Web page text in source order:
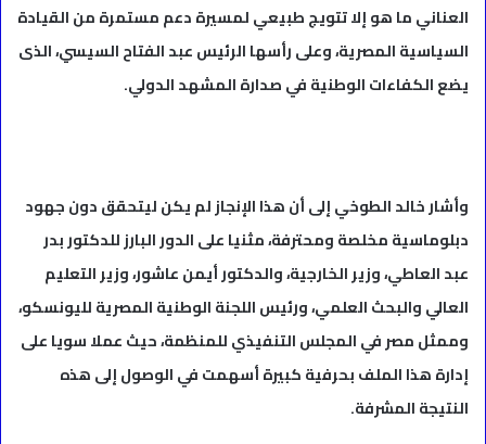
العناني ما هو إلا تتويج طبيعي لمسيرة دعم مستمرة من القيادة
السياسية المصرية، وعلى رأسها الرئيس عبد الفتاح السيسي، الذى
يضع الكفاءات الوطنية في صدارة المشهد الدولي.
وأشار خالد الطوخي إلى أن هذا الإنجاز لم يكن ليتحقق دون جهود
دبلوماسية مخلصة ومحترفة، مثنيا على الدور البارز للدكتور بدر
عبد العاطي، وزير الخارجية، والدكتور أيمن عاشور، وزير التعليم
العالي والبحث العلمي، ورئيس اللجنة الوطنية المصرية لليونسكو،
وممثل مصر في المجلس التنفيذي للمنظمة، حيث عملا سويا على
إدارة هذا الملف بحرفية كبيرة أسهمت في الوصول إلى هذه
النتيجة المشرفة.